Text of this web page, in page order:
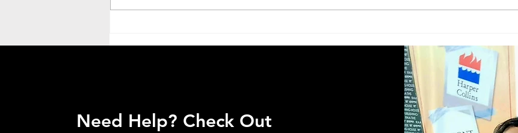
নগরী মৃত || Mohona Debroy
Dutta
Need Help? Check Out